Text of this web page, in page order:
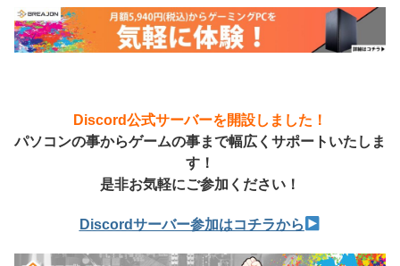
Discord公式サーバーを開設しました！
パソコンの事からゲームの事まで幅広くサポートいたしま
す！
是非お気軽にご参加ください！
Discordサーバー参加はコチラから